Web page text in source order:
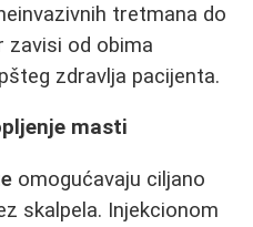
tretmana do
zavisi od obima
zdravlja pacijenta.
masti
omogućavaju ciljano
skalpela. Injekcionom